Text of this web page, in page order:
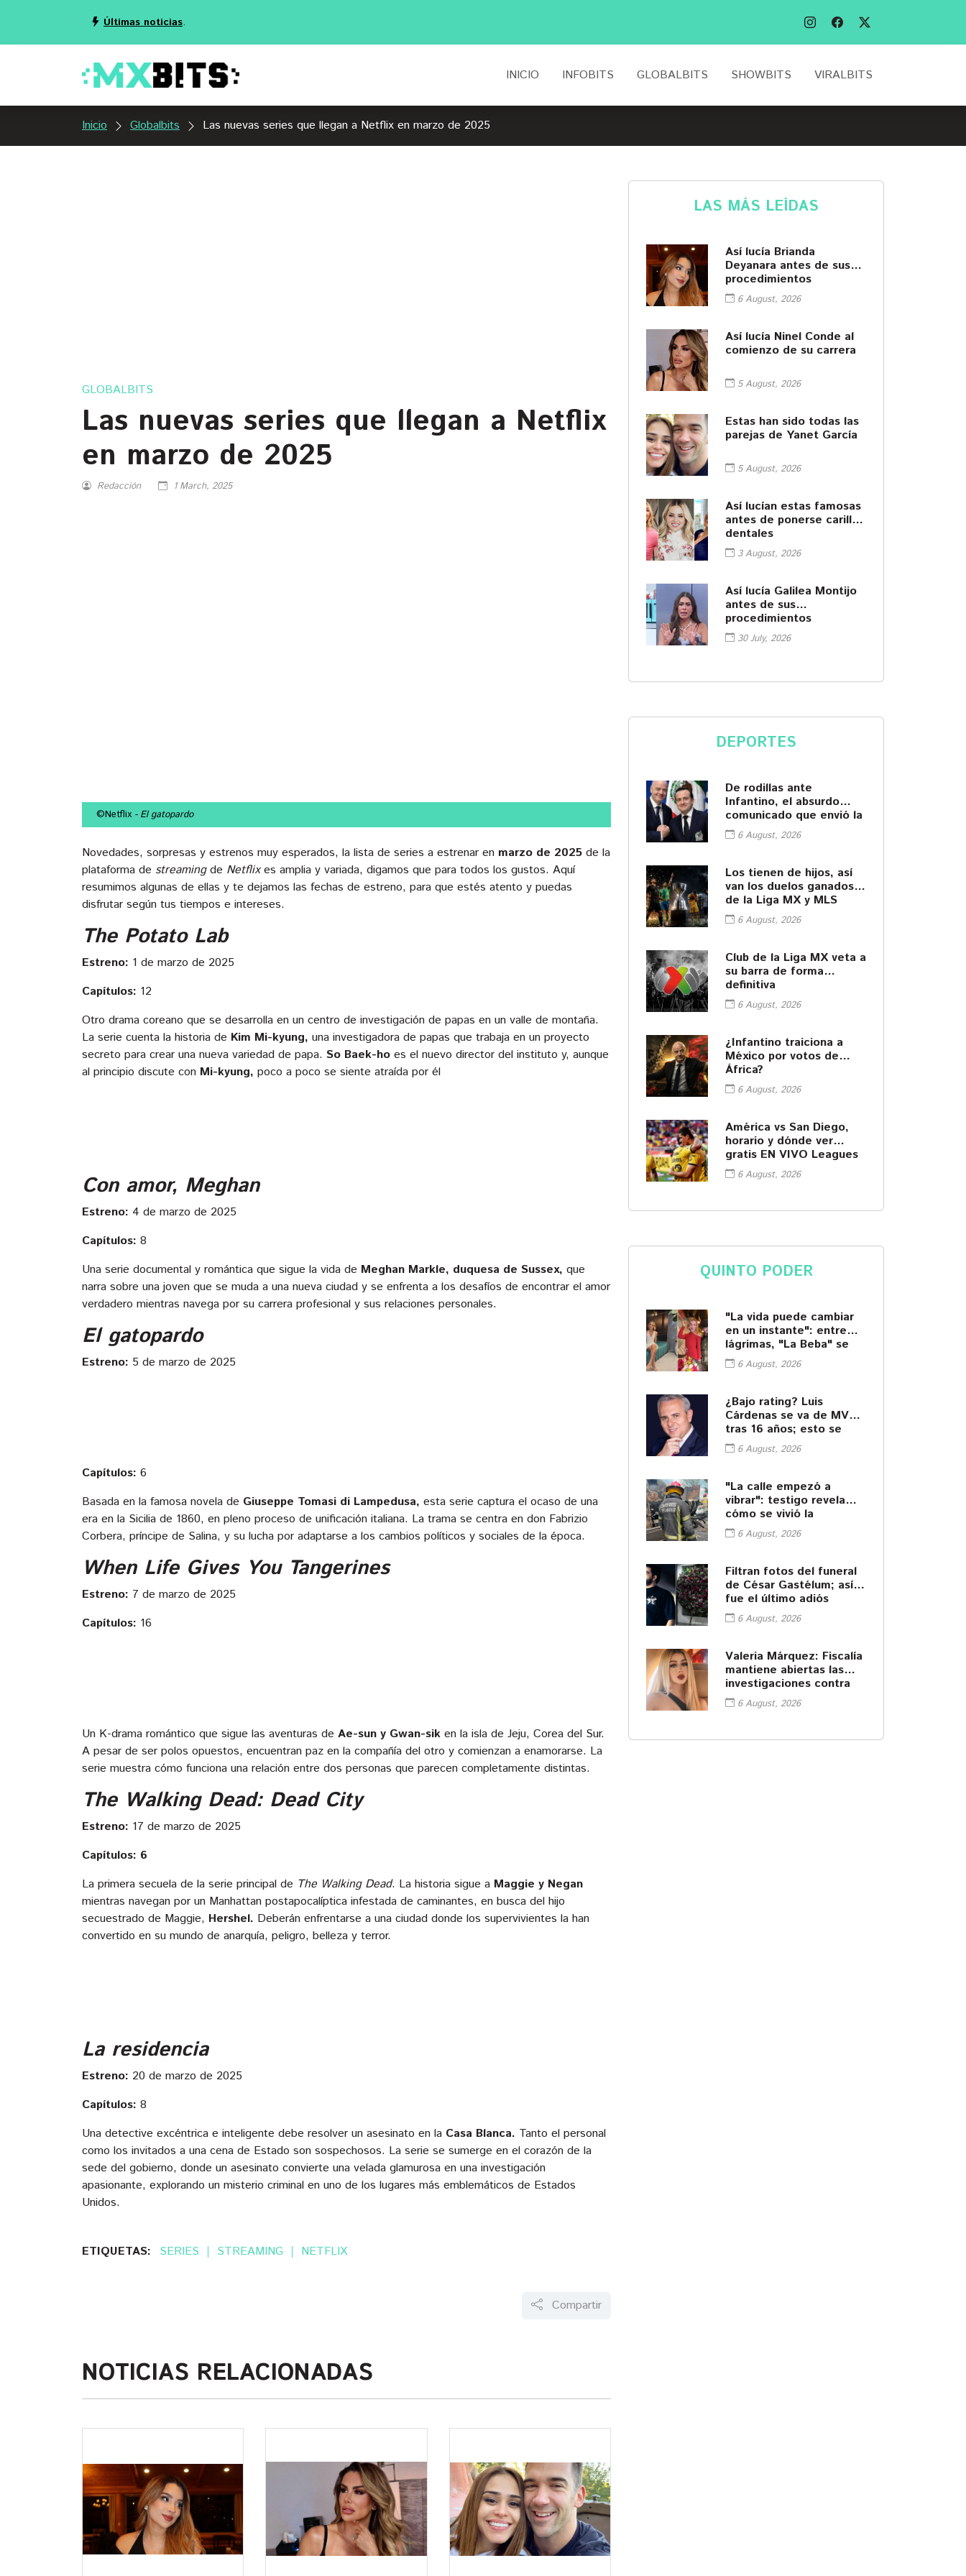
Últimas noticias.
INICIO INFOBITS GLOBALBITS SHOWBITS VIRALBITS
Inicio Globalbits Las nuevas series que llegan a Netflix en marzo de 2025
GLOBALBITS
Las nuevas series que llegan a Netflix
en marzo de 2025
Redacción 1 March, 2025
©Netflix - El gatopardo
Novedades, sorpresas y estrenos muy esperados, la lista de series a estrenar en marzo de 2025 de la
plataforma de streamingde Netflixes amplia y variada, digamos que para todos los gustos. Aquí
resumimos algunas de ellas y te dejamos las fechas de estreno, para que estés atento y puedas
disfrutar según tus tiempos e intereses.
The Potato Lab
Estreno: 1 de marzo de 2025
Capítulos: 12
Otro drama coreano que se desarrolla en un centro de investigación de papas en un valle de montaña.
La serie cuenta la historia de Kim Mi-kyung, una investigadora de papas que trabaja en un proyecto
secreto para crear una nueva variedad de papa. So Baek-ho es el nuevo director del instituto y, aunque
al principio discute con Mi-kyung, poco a poco se siente atraída por él
Con amor, Meghan
Estreno: 4 de marzo de 2025
Capítulos: 8
Una serie documental y romántica que sigue la vida de Meghan Markle, duquesa de Sussex, que
narra sobre una joven que se muda a una nueva ciudad y se enfrenta a los desafíos de encontrar el amor
verdadero mientras navega por su carrera profesional y sus relaciones personales.
El gatopardo
Estreno: 5 de marzo de 2025
Capítulos: 6
Basada en la famosa novela de Giuseppe Tomasi di Lampedusa, esta serie captura el ocaso de una
era en la Sicilia de 1860, en pleno proceso de unificación italiana. La trama se centra en don Fabrizio
Corbera, príncipe de Salina, y su lucha por adaptarse a los cambios políticos y sociales de la época.
When Life Gives You Tangerines
Estreno: 7 de marzo de 2025
Capítulos: 16
Un K-drama romántico que sigue las aventuras de Ae-sun y Gwan-sik en la isla de Jeju, Corea del Sur.
A pesar de ser polos opuestos, encuentran paz en la compañía del otro y comienzan a enamorarse. La
serie muestra cómo funciona una relación entre dos personas que parecen completamente distintas.
The Walking Dead: Dead City
Estreno: 17 de marzo de 2025
Capítulos: 6
La primera secuela de la serie principal de The Walking Dead. La historia sigue a Maggie y Negan
mientras navegan por un Manhattan postapocalíptica infestada de caminantes, en busca del hijo
secuestrado de Maggie, Hershel. Deberán enfrentarse a una ciudad donde los supervivientes la han
convertido en su mundo de anarquía, peligro, belleza y terror.
La residencia
Estreno: 20 de marzo de 2025
Capítulos: 8
Una detective excéntrica e inteligente debe resolver un asesinato en la Casa Blanca. Tanto el personal
como los invitados a una cena de Estado son sospechosos. La serie se sumerge en el corazón de la
sede del gobierno, donde un asesinato convierte una velada glamurosa en una investigación
apasionante, explorando un misterio criminal en uno de los lugares más emblemáticos de Estados
Unidos.
ETIQUETAS: SERIES STREAMING NETFLIX
Compartir
NOTICIAS RELACIONADAS
LAS MÁS LEÍDAS
Así lucía Brianda
Deyanara antes de sus
procedimientos
cosméticos
6 August, 2026
Así lucía Ninel Conde al
comienzo de su carrera
5 August, 2026
Estas han sido todas las
parejas de Yanet García
5 August, 2026
Así lucían estas famosas
antes de ponerse carillas
dentales
3 August, 2026
Así lucía Galilea Montijo
antes de sus
procedimientos
cosméticos
30 July, 2026
DEPORTES
De rodillas ante
Infantino, el absurdo
comunicado que envió la
FMF6 August, 2026
Los tienen de hijos, así
van los duelos ganados
de la Liga MX y MLS
6 August, 2026
Club de la Liga MX veta a
su barra de forma
definitiva
6 August, 2026
¿Infantino traiciona a
México por votos de
África?
6 August, 2026
América vs San Diego,
horario y dónde ver
gratis EN VIVO Leagues
Cup6 August, 2026
QUINTO PODER
"La vida puede cambiar
en un instante": entre
lágrimas, "La Beba" se
despide de César
Gastélum
6 August, 2026
¿Bajo rating? Luis
Cárdenas se va de MVS
tras 16 años; esto se
sabe6 August, 2026
"La calle empezó a
vibrar": testigo revela
cómo se vivió la
explosión de pipa en
Cuernavaca
6 August, 2026
Filtran fotos del funeral
de César Gastélum; así
fue el último adiós
6 August, 2026
Valeria Márquez: Fiscalía
mantiene abiertas las
investigaciones contra
sus amigas
6 August, 2026